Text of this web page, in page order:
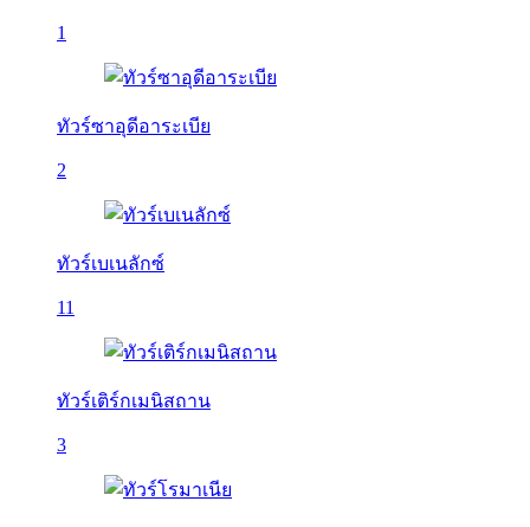
1
ทัวร์ซาอุดีอาระเบีย
2
ทัวร์เบเนลักซ์
11
ทัวร์เติร์กเมนิสถาน
3